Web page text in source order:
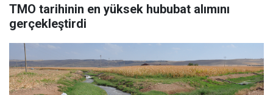
TMO tarihinin en yüksek hububat alımını
gerçekleştirdi